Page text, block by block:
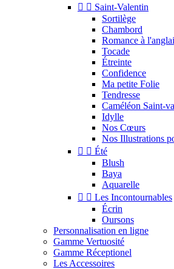
  Saint-Valentin
Sortilège
Chambord
Romance à
Tocade
Étreinte
Confidence
Ma petite Folie
Tendresse
Caméléon Saint-
Idylle
Nos Cœurs
Nos Illustrations
  Été
Blush
Baya
Aquarelle
  Les Incontournables
Écrin
Oursons
Personnalisation en ligne
Gamme Vertuosité
Gamme Réceptionel
Les Accessoires